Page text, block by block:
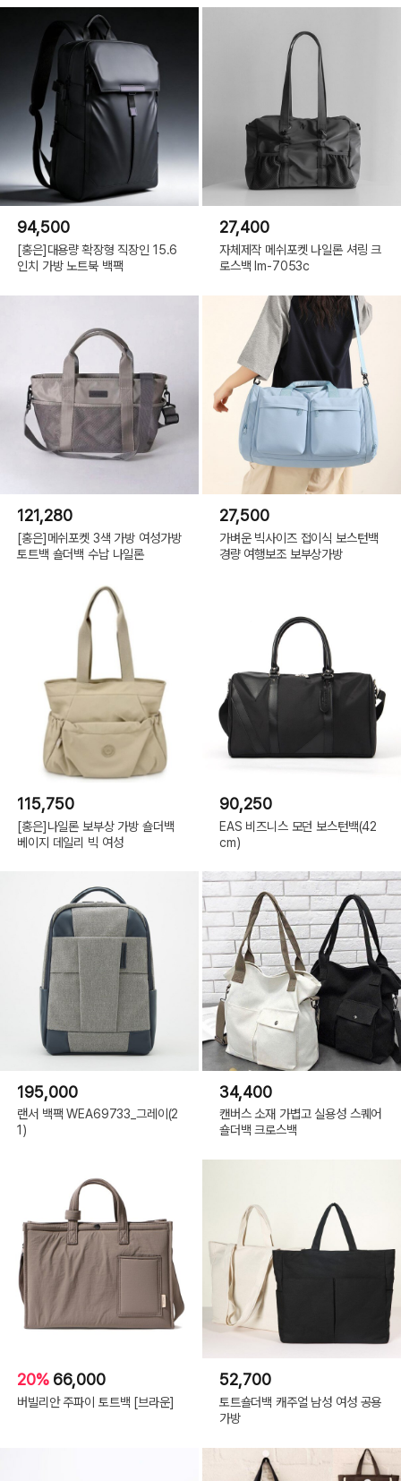
94,500
[홍은]대용량 확장형 직장인 15.6
인치 가방 노트북 백팩
27,400
자체제작 메쉬포켓 나일론 셔링 크
로스백 lm-7053c
121,280
[홍은]메쉬포켓 3색 가방 여성가방
토트백 숄더백 수납 나일론
27,500
가벼운 빅사이즈 접이식 보스턴백
경량 여행보조 보부상가방
115,750
[홍은]나일론 보부상 가방 숄더백
베이지 데일리 빅 여성
90,250
EAS 비즈니스 모던 보스턴백(42
cm)
195,000
랜서 백팩 WEA69733_그레이(2
1)
34,400
캔버스 소재 가볍고 실용성 스퀘어
숄더백 크로스백
20% 66,000
버빌리안 주파이 토트백 [브라운]
52,700
토트숄더백 캐주얼 남성 여성 공용
가방